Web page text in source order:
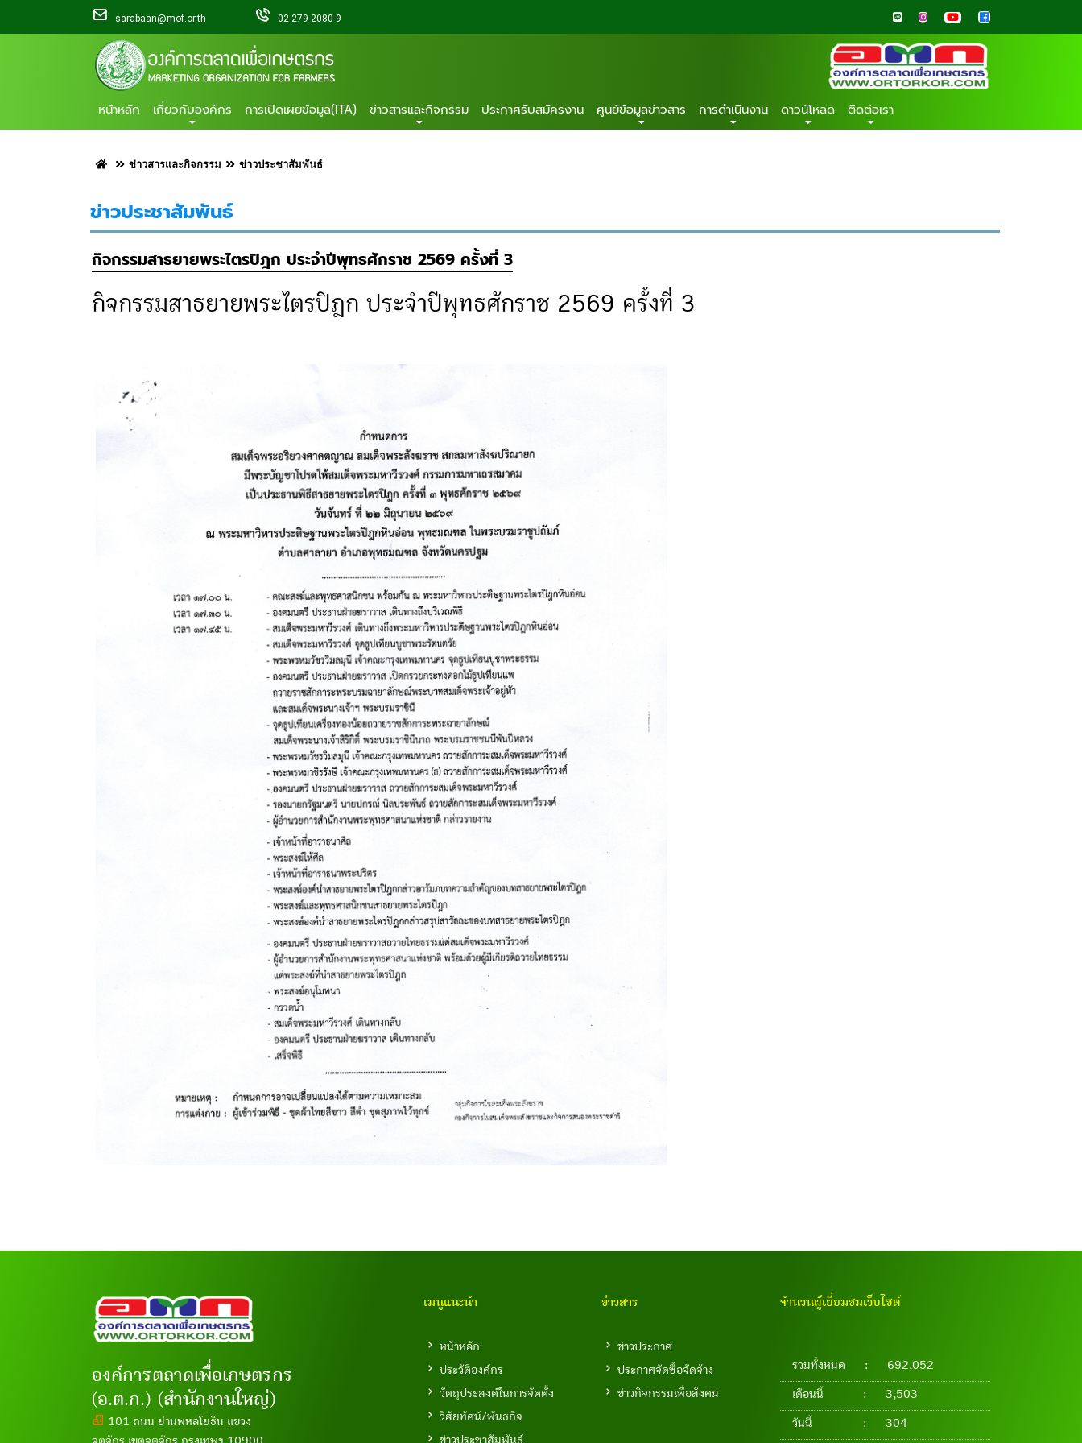
sarabaan@mof.or.th 02-279-2080-9
หน้าหลัก เกี่ยวกับองค์กร การเปิดเผยข้อมูล(ITA) ข่าวสารและกิจกรรม ประกาศรับสมัครงาน ศูนย์ข้อมูลข่าวสาร การดำเนินงาน ดาวน์โหลด ติดต่อเรา
ข่าวสารและกิจกรรม ข่าวประชาสัมพันธ์
ข่าวประชาสัมพันธ์
กิจกรรมสาธยายพระไตรปิฎก ประจำปีพุทธศักราช 2569 ครั้งที่ 3
กิจกรรมสาธยายพระไตรปิฎก ประจำปีพุทธศักราช 2569 ครั้งที่ 3
องค์การตลาดเพื่อเกษตรกร
(อ.ต.ก.) (สำนักงานใหญ่)
101 ถนน ย่านพหลโยธิน แขวง
เมนูแนะนำ
หน้าหลัก
ประวัติองค์กร
วัตถุประสงค์ในการจัดตั้ง
วิสัยทัศน์/พันธกิจ
ข่าวประชาสัมพันธ์
ข่าวสาร
ข่าวประกาศ
ประกาศจัดซื้อจัดจ้าง
ข่าวกิจกรรมเพื่อสังคม
จำนวนผู้เยี่ยมชมเว็บไซต์
รวมทั้งหมด : 692,052
เดือนนี้ : 3,503
วันนี้ : 304